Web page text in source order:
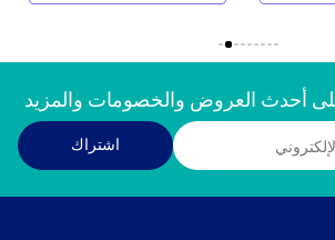
أحدث العروض والخصومات والمزيد
اشتراك